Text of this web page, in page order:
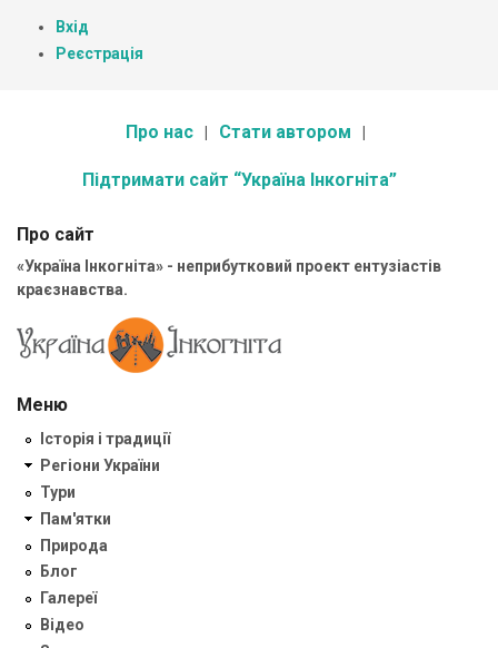
Вхід
Реєстрація
Про нас Стати автором
Підтримати сайт “Україна Інкогніта”
Про сайт
«Україна Інкогніта» - неприбутковий проект ентузіастів
краєзнавства.
Меню
Історія і традиції
Регіони України
Тури
Пам'ятки
Природа
Блог
Галереї
Відео